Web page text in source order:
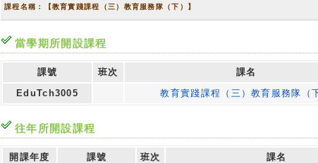
課程名稱：【教育實踐課程（三）教育服務隊（下）】
當學期所開設課程
課號 班次 課名
EduTch3005
教育實踐課程（三）教育服務隊（
往年所開設課程
開課年度 課號 班次 課名